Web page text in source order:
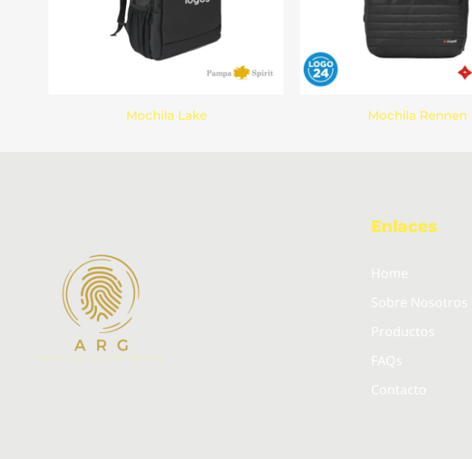
Mochila Lake Mochila Rennen
Enlaces
Home
Sobre Nosotros
Productos
FAQs
Contacto